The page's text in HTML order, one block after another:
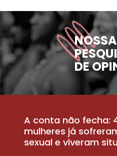
DE
A conta não fecha:
mulheres já
sexual e viveram